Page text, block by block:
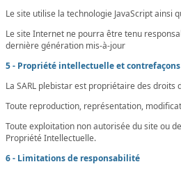
Le site utilise la technologie JavaScript ainsi
Le site Internet ne pourra être tenu
dernière génération mis-à-jour
5 - Propriété intellectuelle et contrefaçons
La SARL plebistar est propriétaire des
Toute reproduction, représentation,
Toute exploitation non autorisée du site ou
Propriété Intellectuelle.
6 - Limitations de responsabilité